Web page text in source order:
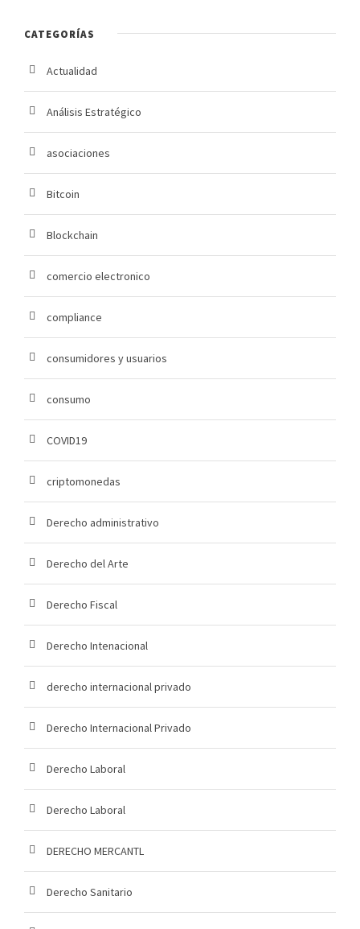
CATEGORÍAS
Actualidad
Análisis Estratégico
asociaciones
Bitcoin
Blockchain
comercio electronico
compliance
consumidores y usuarios
consumo
COVID19
criptomonedas
Derecho administrativo
Derecho del Arte
Derecho Fiscal
Derecho Intenacional
derecho internacional privado
Derecho Internacional Privado
Derecho Laboral
Derecho Laboral
DERECHO MERCANTL
Derecho Sanitario